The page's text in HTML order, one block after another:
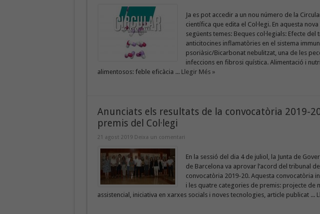
Ja es pot accedir a un nou número de la
científica que edita el Col·legi. En aquesta
següents temes: Beques col·legials: Efecte
anticitocines inflamatòries en el sistema
psoriàsic/Bicarbonat nebulitzat, una de les
infeccions en fibrosi quística. Alimentació i
alimentosos: feble eficàcia ... Llegir Més »
Anunciats els resultats de la convocatòria 2019-
premis del Col·legi
21 agost 2019 Deixa un comentari
En la sessió del dia 4 de juliol, la Junta de
de Barcelona va aprovar l’acord del tribunal
convocatòria 2019-20. Aquesta convocatòria
i les quatre categories de premis: projecte de
assistencial, iniciativa en xarxes socials i noves tecnologies, article publicat ...